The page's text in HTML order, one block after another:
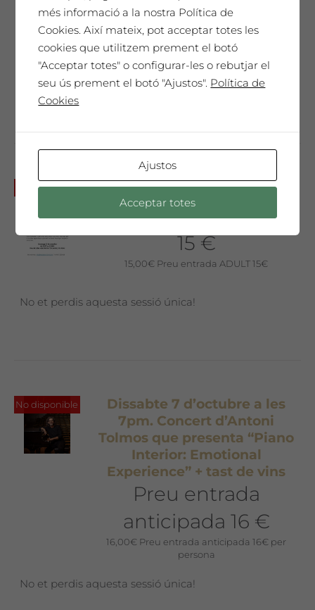
Ringana
12 €
12,00€Preu 12€ per persona
No et perdis aquesta sessió única!
No disponible
Diumenge 20 de novembre a
les 10am: Taller de Joguets de
Fades + Tast de vins i olis
15 €
15,00€ Preu entrada ADULT 15€
No et perdis aquesta sessió única!
No disponible
Dissabte 7 d’octubre a les
7pm. Concert d’Antoni
Tolmos que presenta “Piano
Interior: Emotional
Experience” + tast de vins
Preu entrada
anticipada 16 €
16,00€ Preu entrada anticipada 16€ per
persona
No et perdis aquesta sessió única!
més informació a la nostra Política de
Cookies. Així mateix, pot acceptar totes les
cookies que utilitzem prement el botó
"Acceptar totes" o configurar-les o rebutjar el
seu ús prement el botó "Ajustos". Política de
Cookies
Ajustos
Acceptar totes